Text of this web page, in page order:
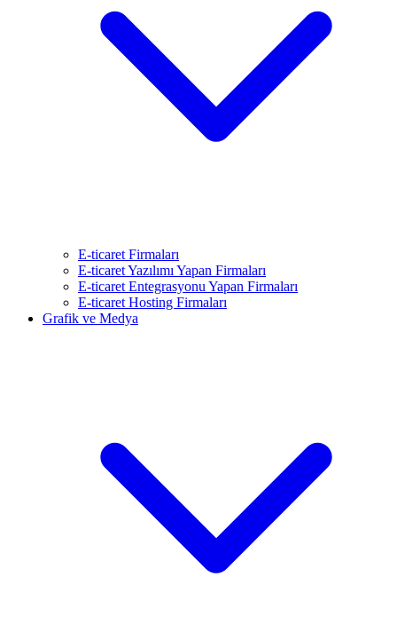
E-ticaret Firmaları
E-ticaret Yazılımı Yapan Firmaları
E-ticaret Entegrasyonu Yapan Firmaları
E-ticaret Hosting Firmaları
Grafik ve Medya